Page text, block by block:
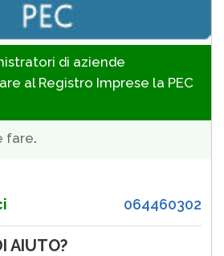
di aziende
al Registro Imprese la PEC
fare.
064460302
AIUTO?